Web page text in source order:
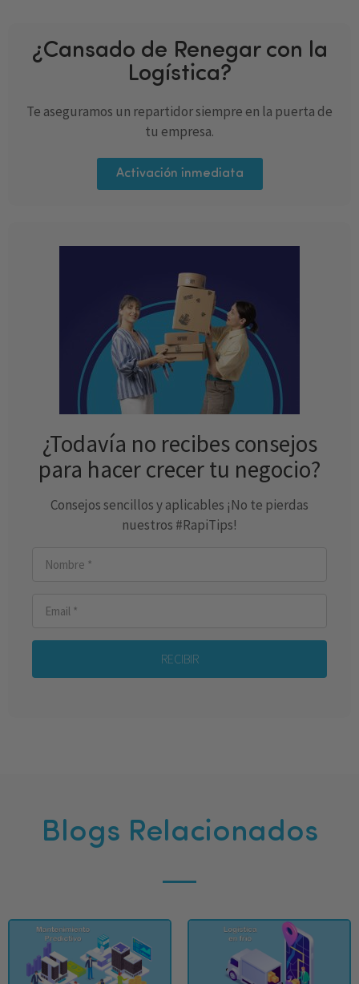
¿Cansado de Renegar con la
Logística?
Te aseguramos un repartidor siempre en la puerta de
tu empresa.
Activación inmediata
¿Todavía no recibes consejos
para hacer crecer tu negocio?
Consejos sencillos y aplicables ¡No te pierdas
nuestros #RapiTips!
RECIBIR
Blogs Relacionados